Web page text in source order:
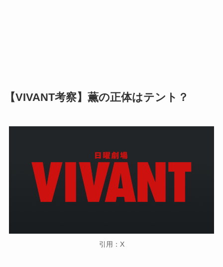
【VIVANT考察】薫の正体はテント？
引用：X